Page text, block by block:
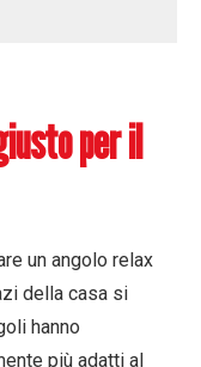
per il
un angolo relax
della casa si
hanno
più adatti al